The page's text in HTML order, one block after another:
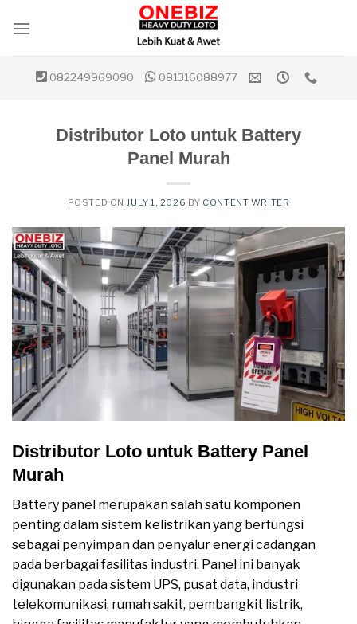
082249969090 081316088977
Distributor Loto untuk Battery
Panel Murah
POSTED ON JULY 1, 2026 BY CONTENT WRITER
Distributor Loto untuk Battery Panel
Murah
Battery panel merupakan salah satu komponen
penting dalam sistem kelistrikan yang berfungsi
sebagai penyimpan dan penyalur energi cadangan
pada berbagai fasilitas industri. Panel ini banyak
digunakan pada sistem UPS, pusat data, industri
telekomunikasi, rumah sakit, pembangkit listrik,